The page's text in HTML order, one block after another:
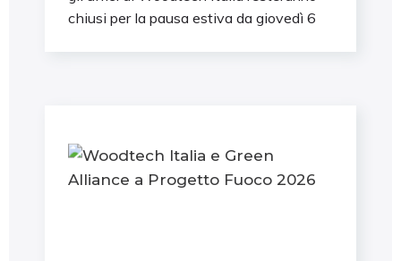
chiusi per la pausa estiva da giovedì 6